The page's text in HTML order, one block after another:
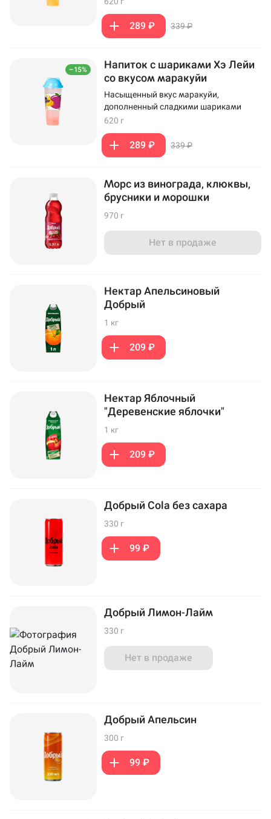
289 ₽ 339 ₽
–15%
Напиток с шариками Хэ Лейи
со вкусом маракуйи
Насыщенный вкус маракуйи,
дополненный сладкими шариками
620 г
289 ₽ 339 ₽
Морс из винограда, клюквы,
брусники и морошки
970 г
Нет в продаже
Нектар Апельсиновый
Добрый
1 кг
209 ₽
Нектар Яблочный
"Деревенские яблочки"
1 кг
209 ₽
Добрый Cola без сахара
330 г
99 ₽
Добрый Лимон-Лайм
330 г
Нет в продаже
Добрый Апельсин
300 г
99 ₽